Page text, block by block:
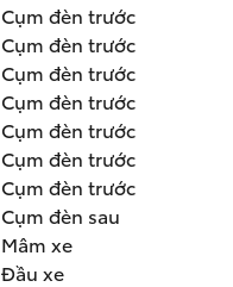
Cụm đèn trước
Cụm đèn trước
Cụm đèn trước
Cụm đèn trước
Cụm đèn trước
Cụm đèn trước
Cụm đèn trước
Cụm đèn sau
Mâm xe
Đầu xe